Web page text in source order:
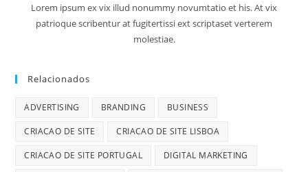
Lorem ipsum ex vix illud nonummy novumtatio et his. At vix
patrioque scribentur at fugitertissi ext scriptaset verterem
molestiae.
Relacionados
ADVERTISING BRANDING BUSINESS
CRIACAO DE SITE CRIACAO DE SITE LISBOA
CRIACAO DE SITE PORTUGAL DIGITAL MARKETING